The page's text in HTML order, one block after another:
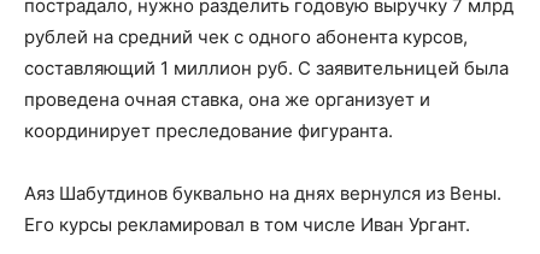
пострадало, нужно разделить годовую выручку 7 млрд
рублей на средний чек с одного абонента курсов,
составляющий 1 миллион руб. С заявительницей была
проведена очная ставка, она же организует и
координирует преследование фигуранта.
Аяз Шабутдинов буквально на днях вернулся из Вены.
Его курсы рекламировал в том числе Иван Ургант.